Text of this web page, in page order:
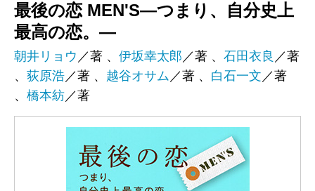
最後の恋 MEN'S―つまり、自分史上
最高の恋。―
朝井リョウ ／著 、 伊坂幸太郎 ／著 、 石田衣良 ／著
、 荻原浩／著 、 越谷オサム ／著 、 白石一文 ／著
、 橋本紡／著